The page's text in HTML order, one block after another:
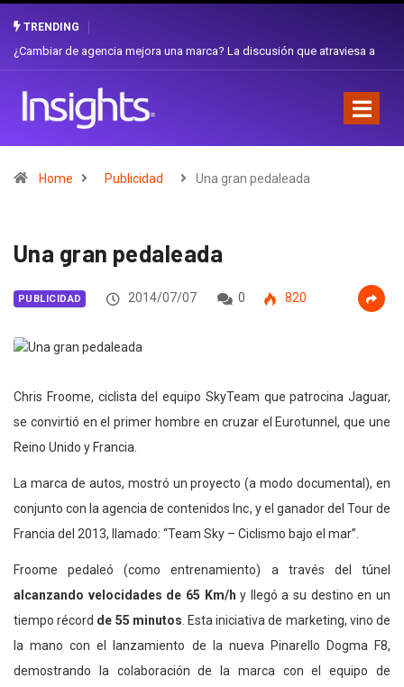
TRENDING
Gabriela Herrera y el arte de cambiarse el sombrero en Corporación
Home Publicidad Una gran pedaleada
Una gran pedaleada
PUBLICIDAD 2014/07/07 0 820
Chris Froome, ciclista del equipo SkyTeam que patrocina Jaguar,
se convirtió en el primer hombre en cruzar el Eurotunnel, que une
Reino Unido y Francia.
La marca de autos, mostró un proyecto (a modo documental), en
conjunto con la agencia de contenidos Inc, y el ganador del Tour de
Francia del 2013, llamado: “Team Sky – Ciclismo bajo el mar”.
Froome pedaleó (como entrenamiento) a través del túnel
alcanzando velocidades de 65 Km/h y llegó a su destino en un
tiempo récord de 55 minutos. Esta iniciativa de marketing, vino de
la mano con el lanzamiento de la nueva Pinarello Dogma F8,
demostrando la colaboración de la marca con el equipo de